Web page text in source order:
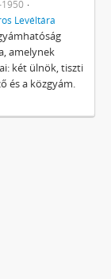
Levéltára
amelynek
két ülnök, tiszti
és a közgyám.